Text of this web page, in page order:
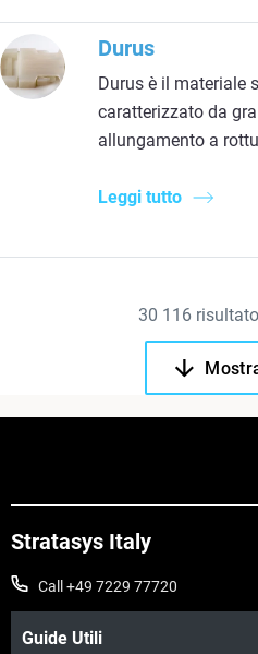
Durus
Durus è il materiale
caratterizzato da
allungamento a
Leggi tutto
30 116
Stratasys Italy
Call +49 7229 77720
Guide Utili